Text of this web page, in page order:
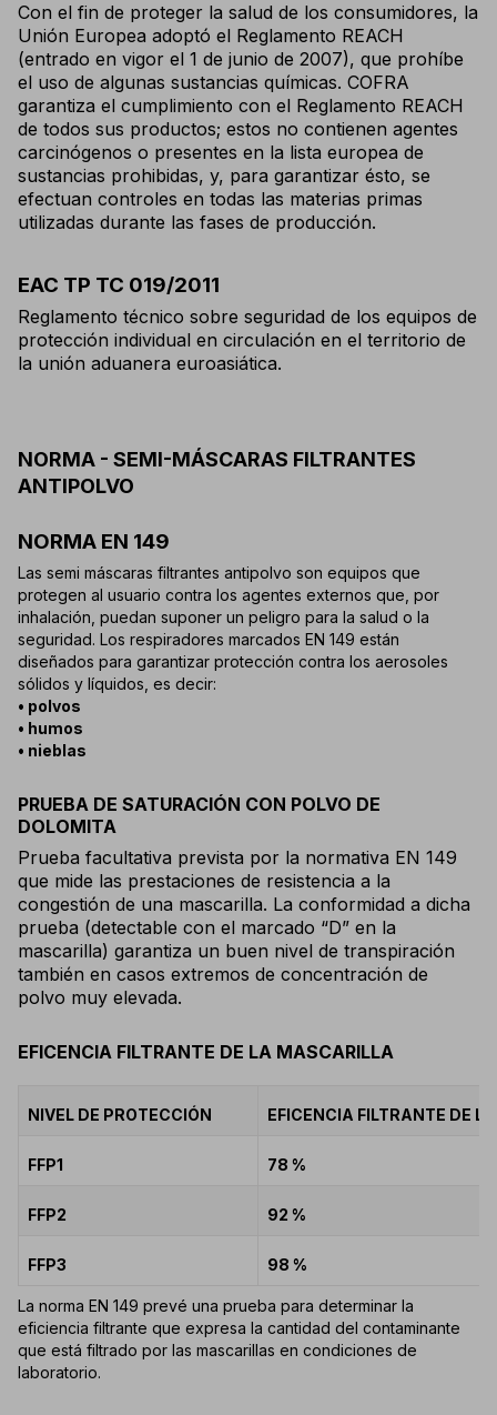
Con el fin de proteger la salud de los consumidores, la
Unión Europea adoptó el Reglamento REACH
(entrado en vigor el 1 de junio de 2007), que prohíbe
el uso de algunas sustancias químicas. COFRA
garantiza el cumplimiento con el Reglamento REACH
de todos sus productos; estos no contienen agentes
carcinógenos o presentes en la lista europea de
sustancias prohibidas, y, para garantizar ésto, se
efectuan controles en todas las materias primas
utilizadas durante las fases de producción.
EAC TP TC 019/2011
Reglamento técnico sobre seguridad de los equipos de
protección individual en circulación en el territorio de
la unión aduanera euroasiática.
NORMA - SEMI-MÁSCARAS FILTRANTES
ANTIPOLVO
NORMA EN 149
Las semi máscaras filtrantes antipolvo son equipos que
protegen al usuario contra los agentes externos que, por
inhalación, puedan suponer un peligro para la salud o la
seguridad. Los respiradores marcados EN 149 están
diseñados para garantizar protección contra los aerosoles
sólidos y líquidos, es decir:
• polvos
• humos
• nieblas
PRUEBA DE SATURACIÓN CON POLVO DE
DOLOMITA
Prueba facultativa prevista por la normativa EN 149
que mide las prestaciones de resistencia a la
congestión de una mascarilla. La conformidad a dicha
prueba (detectable con el marcado “D” en la
mascarilla) garantiza un buen nivel de transpiración
también en casos extremos de concentración de
polvo muy elevada.
EFICENCIA FILTRANTE DE LA MASCARILLA
NIVEL DE PROTECCIÓN EFICENCIA FILTRANTE DE
FFP1 78 %
FFP2 92 %
FFP3 98 %
La norma EN 149 prevé una prueba para determinar la
eficiencia filtrante que expresa la cantidad del contaminante
que está filtrado por las mascarillas en condiciones de
laboratorio.